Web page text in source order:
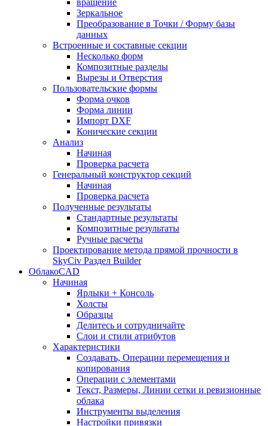
вращение
Зеркальное
Преобразование в Точки / Форму базы
данных
Встроенные и составные секции
Несколько форм
Композитные разделы
Вырезы и Отверстия
Пользовательские формы
Форма очков
Форма линии
Импорт DXF
Конические секции
Анализ
Начиная
Проверка расчета
Генеральный конструктор секций
Начиная
Проверка расчета
Полученные результаты
Стандартные результаты
Композитные результаты
Ручные расчеты
Проектирование метода прямой прочности в
SkyCiv Раздел Builder
ОблакоCAD
Начиная
Ярлыки + Консоль
Холсты
Образцы
Делитесь и сотрудничайте
Слои и стили атрибутов
Характеристики
Создавать, Операции перемещения и
копирования
Операции с элементами
Текст, Размеры, Линии сетки и ревизионные
облака
Инструменты выделения
Настройки привязки